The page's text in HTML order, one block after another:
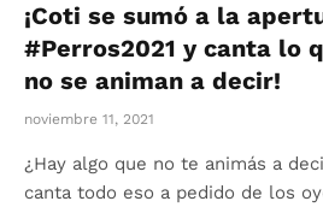
¡Coti se sumó a la
#Perros2021 y canta lo
no se animan a decir!
noviembre 11, 2021
¿Hay algo que no te animás a
canta todo eso a pedido de los